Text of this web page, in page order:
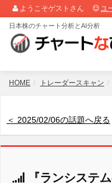
ようこそゲストさん ユ
日本株のチャート分析とAI分析
HOME トレーダースキャン
＜ 2025/02/06の話題へ戻る
『ランシステ